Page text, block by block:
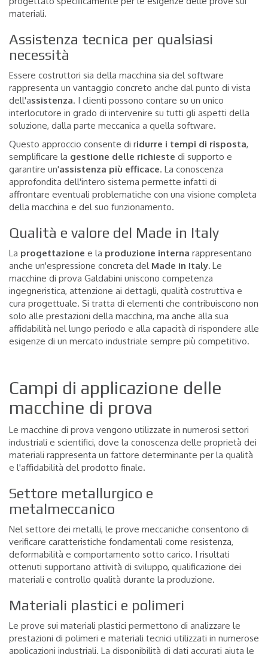
materiali.
Assistenza tecnica per qualsiasi
necessità
Essere costruttori sia della macchina sia del software
rappresenta un vantaggio concreto anche dal punto di vista
dell'assistenza. I clienti possono contare su un unico
interlocutore in grado di intervenire su tutti gli aspetti della
soluzione, dalla parte meccanica a quella software.
Questo approccio consente di ridurre i tempi di risposta,
semplificare la gestione delle richieste di supporto e
garantire un'assistenza più efficace. La conoscenza
approfondita dell'intero sistema permette infatti di
affrontare eventuali problematiche con una visione completa
della macchina e del suo funzionamento.
Qualità e valore del Made in Italy
La progettazione e la produzione interna rappresentano
anche un'espressione concreta del Made in Italy. Le
macchine di prova Galdabini uniscono competenza
ingegneristica, attenzione ai dettagli, qualità costruttiva e
cura progettuale. Si tratta di elementi che contribuiscono non
solo alle prestazioni della macchina, ma anche alla sua
affidabilità nel lungo periodo e alla capacità di rispondere alle
esigenze di un mercato industriale sempre più competitivo.
Campi di applicazione delle
macchine di prova
Le macchine di prova vengono utilizzate in numerosi settori
industriali e scientifici, dove la conoscenza delle proprietà dei
materiali rappresenta un fattore determinante per la qualità
e l'affidabilità del prodotto finale.
Settore metallurgico e
metalmeccanico
Nel settore dei metalli, le prove meccaniche consentono di
verificare caratteristiche fondamentali come resistenza,
deformabilità e comportamento sotto carico. I risultati
ottenuti supportano attività di sviluppo, qualificazione dei
materiali e controllo qualità durante la produzione.
Materiali plastici e polimeri
Le prove sui materiali plastici permettono di analizzare le
prestazioni di polimeri e materiali tecnici utilizzati in numerose
applicazioni industriali. La disponibilità di dati accurati aiuta le